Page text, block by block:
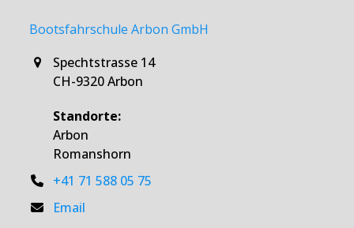
Bootsfahrschule Arbon GmbH
Spechtstrasse 14
CH-9320 Arbon
Standorte:
Arbon
Romanshorn
+41 71 588 05 75
Email